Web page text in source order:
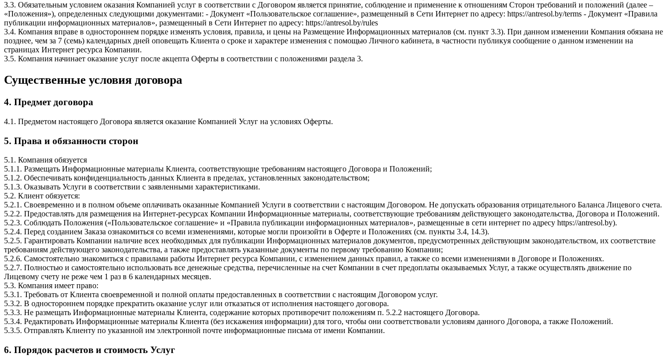
3.3. Обязательным условием оказания Компанией услуг в соответствии с Договором является принятие, соблюдение и применение к отношениям Сторон требований и положений (далее –
«Положения»), определенных следующими документами: - Документ «Пользовательское соглашение», размещенный в Сети Интернет по адресу: https://antresol.by/terms - Документ «Правила
публикации информационных материалов», размещенный в Сети Интернет по адресу: https://antresol.by/rules
3.4. Компания вправе в одностороннем порядке изменять условия, правила, и цены на Размещение Информационных материалов (см. пункт 3.3). При данном изменении Компания обязана не
позднее, чем за 7 (семь) календарных дней оповещать Клиента о сроке и характере изменения с помощью Личного кабинета, в частности публикуя сообщение о данном изменении на
страницах Интернет ресурса Компании.
3.5. Компания начинает оказание услуг после акцепта Оферты в соответствии с положениями раздела 3.
Существенные условия договора
4. Предмет договора
4.1. Предметом настоящего Договора является оказание Компанией Услуг на условиях Оферты.
5. Права и обязанности сторон
5.1. Компания обязуется
5.1.1. Размещать Информационные материалы Клиента, соответствующие требованиям настоящего Договора и Положений;
5.1.2. Обеспечивать конфиденциальность данных Клиента в пределах, установленных законодательством;
5.1.3. Оказывать Услуги в соответствии с заявленными характеристиками.
5.2. Клиент обязуется:
5.2.1. Своевременно и в полном объеме оплачивать оказанные Компанией Услуги в соответствии с настоящим Договором. Не допускать образования отрицательного Баланса Лицевого счета.
5.2.2. Предоставлять для размещения на Интернет-ресурсах Компании Информационные материалы, соответствующие требованиям действующего законодательства, Договора и Положений.
5.2.3. Соблюдать Положения («Пользовательское соглашение» и «Правила публикации информационных материалов», размещенные в сети интернет по адресу https://antresol.by).
5.2.4. Перед созданием Заказа ознакомиться со всеми изменениями, которые могли произойти в Оферте и Положениях (см. пункты 3.4, 14.3).
5.2.5. Гарантировать Компании наличие всех необходимых для публикации Информационных материалов документов, предусмотренных действующим законодательством, их соответствие
требованиям действующего законодательства, а также предоставлять указанные документы по первому требованию Компании;
5.2.6. Самостоятельно знакомиться с правилами работы Интернет ресурса Компании, с изменением данных правил, а также со всеми изменениями в Договоре и Положениях.
5.2.7. Полностью и самостоятельно использовать все денежные средства, перечисленные на счет Компании в счет предоплаты оказываемых Услуг, а также осуществлять движение по
Лицевому счету не реже чем 1 раз в 6 календарных месяцев.
5.3. Компания имеет право:
5.3.1. Требовать от Клиента своевременной и полной оплаты предоставленных в соответствии с настоящим Договором услуг.
5.3.2. В одностороннем порядке прекратить оказание услуг или отказаться от исполнения настоящего договора.
5.3.3. Не размещать Информационные материалы Клиента, содержание которых противоречит положениям п. 5.2.2 настоящего Договора.
5.3.4. Редактировать Информационные материалы Клиента (без искажения информации) для того, чтобы они соответствовали условиям данного Договора, а также Положений.
5.3.5. Отправлять Клиенту по указанной им электронной почте информационные письма от имени Компании.
6. Порядок расчетов и стоимость Услуг